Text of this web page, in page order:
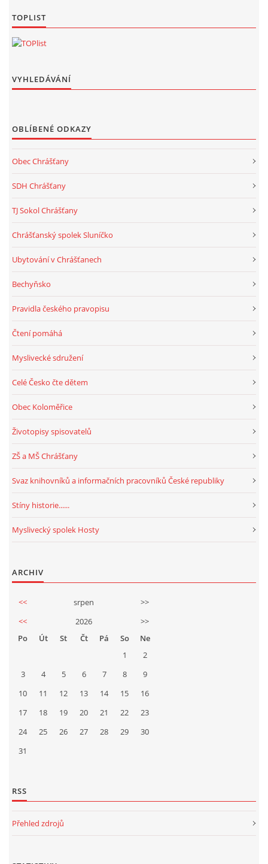
TOPLIST
VYHLEDÁVÁNÍ
OBLÍBENÉ ODKAZY
Obec Chrášťany
SDH Chrášťany
TJ Sokol Chrášťany
Chrášťanský spolek Sluníčko
Ubytování v Chrášťanech
Bechyňsko
Pravidla českého pravopisu
Čtení pomáhá
Myslivecké sdružení
Celé Česko čte dětem
Obec Koloměřice
Životopisy spisovatelů
ZŠ a MŠ Chrášťany
Svaz knihovníků a informačních pracovníků České republiky
Stíny historie......
Myslivecký spolek Hosty
ARCHIV
<< srpen
>>
<<
2026
>>
Po
Út St Čt Pá So
Ne
1
2
3
4 5 6 7 8
9
10
11 12 13 14 15
16
17
18 19 20 21 22
23
24
25 26 27 28 29
30
31
RSS
Přehled zdrojů